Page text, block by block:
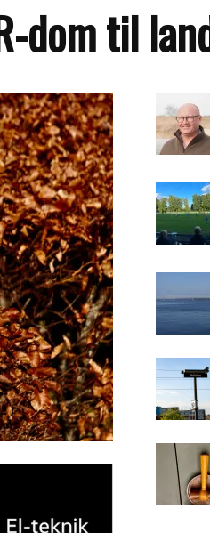
dom til